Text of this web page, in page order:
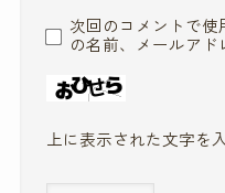
次回のコメントで
の名前、メールアド
上に表示された文字を